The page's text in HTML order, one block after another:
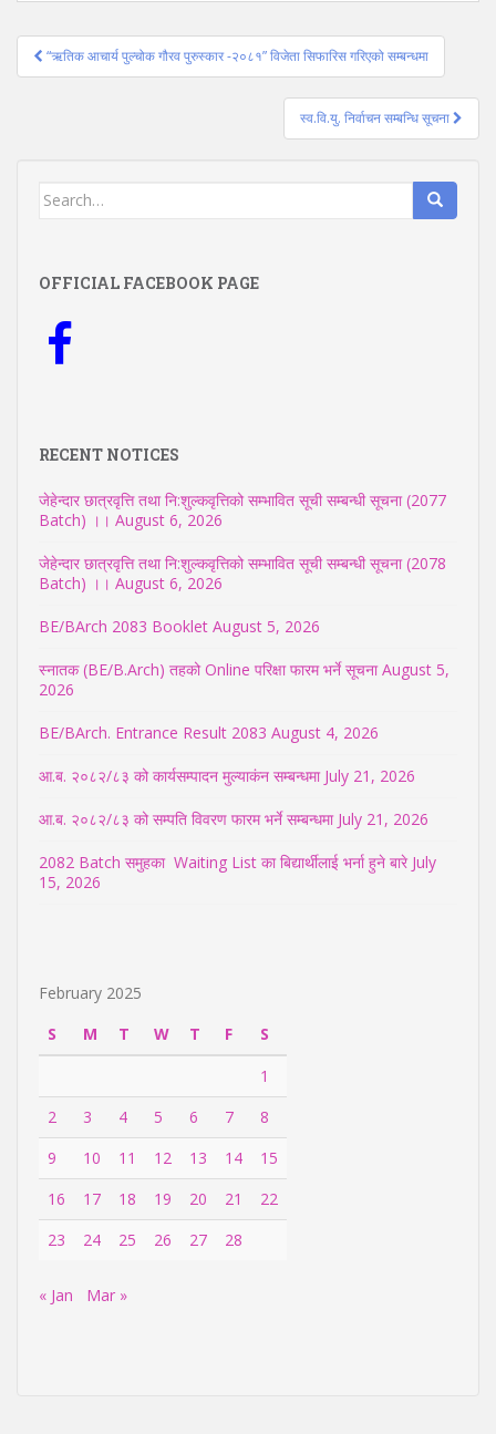
Post
navigation
“ऋतिक आचार्य पुल्चोक गौरव पुरुस्कार -२०८१” विजेता सिफारिस गरिएको सम्बन्धमा
स्व.वि.यु. निर्वाचन सम्बन्धि सूचना
Search
OFFICIAL FACEBOOK PAGE
RECENT NOTICES
जेहेन्दार छात्रवृत्ति तथा नि:शुल्कवृत्तिको सम्भावित सूची सम्बन्धी सूचना (2077
Batch) ।। August 6, 2026
जेहेन्दार छात्रवृत्ति तथा नि:शुल्कवृत्तिको सम्भावित सूची सम्बन्धी सूचना (2078
Batch) ।। August 6, 2026
BE/BArch 2083 Booklet August 5, 2026
स्नातक (BE/B.Arch) तहको Online परिक्षा फारम भर्ने सूचना August 5,
2026
BE/BArch. Entrance Result 2083 August 4, 2026
आ.ब. २०८२/८३ को कार्यसम्पादन मुल्याकंन सम्बन्धमा July 21, 2026
आ.ब. २०८२/८३ को सम्पति विवरण फारम भर्ने सम्बन्धमा July 21, 2026
2082 Batch समुहका Waiting List का बिद्यार्थीलाई भर्ना हुने बारे July
15, 2026
February 2025
S
M T W T F
S
1
2
3 4 5 6 7
8
9
10 11 12 13 14
15
16
17 18 19 20 21
22
23
24 25 26 27 28
« Jan Mar »